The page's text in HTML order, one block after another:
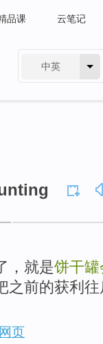
品课 云笔记
中英
，就是饼干
之前的获利
页